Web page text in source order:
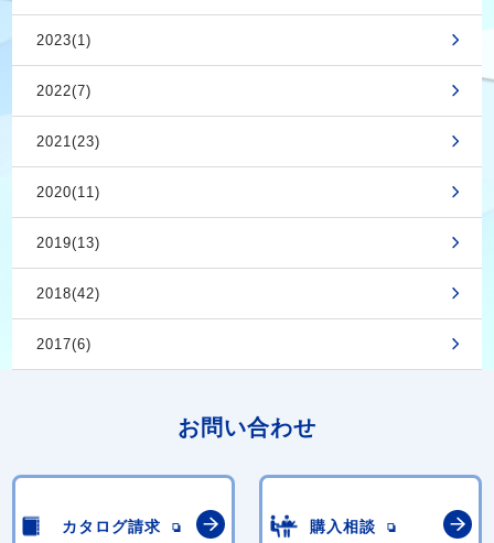
2023(1)
2022(7)
2021(23)
2020(11)
2019(13)
2018(42)
2017(6)
お問い合わせ
カタログ請求 購入相談